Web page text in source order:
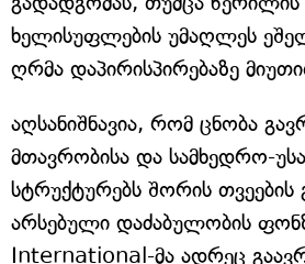
ხელისუფლების უმაღლეს
ღრმა დაპირისპირებაზე
აღსანიშნავია, რომ ცნობა
მთავრობისა და სამხედრო-
სტრუქტურებს შორის თვეების
არსებული დაძაბულობის
International-მა ადრეც